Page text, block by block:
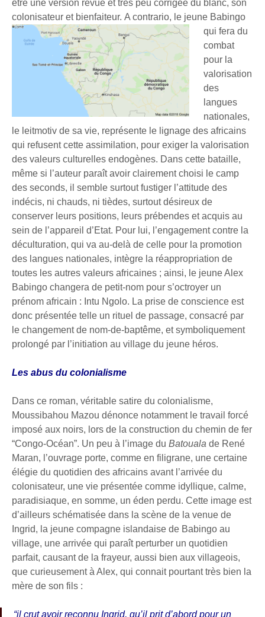
être une version revue et très peu corrigée du blanc, son
colonisateur et bienfaiteur. A contrario, le jeune Babingo
qui fera du
combat
pour la
valorisation
des
langues
nationales,
le leitmotiv de sa vie, représente le lignage des africains
qui refusent cette assimilation, pour exiger la valorisation
des valeurs culturelles endogènes. Dans cette bataille,
même si l’auteur paraît avoir clairement choisi le camp
des seconds, il semble surtout fustiger l’attitude des
indécis, ni chauds, ni tièdes, surtout désireux de
conserver leurs positions, leurs prébendes et acquis au
sein de l’appareil d’Etat. Pour lui, l’engagement contre la
déculturation, qui va au-delà de celle pour la promotion
des langues nationales, intègre la réappropriation de
toutes les autres valeurs africaines ; ainsi, le jeune Alex
Babingo changera de petit-nom pour s’octroyer un
prénom africain : Intu Ngolo. La prise de conscience est
donc présentée telle un rituel de passage, consacré par
le changement de nom-de-baptême, et symboliquement
prolongé par l’initiation au village du jeune héros.
Les abus du colonialisme
Dans ce roman, véritable satire du colonialisme,
Moussibahou Mazou dénonce notamment le travail forcé
imposé aux noirs, lors de la construction du chemin de fer
“Congo-Océan”. Un peu à l’image du Batouala de René
Maran, l’ouvrage porte, comme en filigrane, une certaine
élégie du quotidien des africains avant l’arrivée du
colonisateur, une vie présentée comme idyllique, calme,
paradisiaque, en somme, un éden perdu. Cette image est
d’ailleurs schématisée dans la scène de la venue de
Ingrid, la jeune compagne islandaise de Babingo au
village, une arrivée qui paraît perturber un quotidien
parfait, causant de la frayeur, aussi bien aux villageois,
que curieusement à Alex, qui connait pourtant très bien la
mère de son fils :
“il crut avoir reconnu Ingrid, qu’il prit d’abord pour un